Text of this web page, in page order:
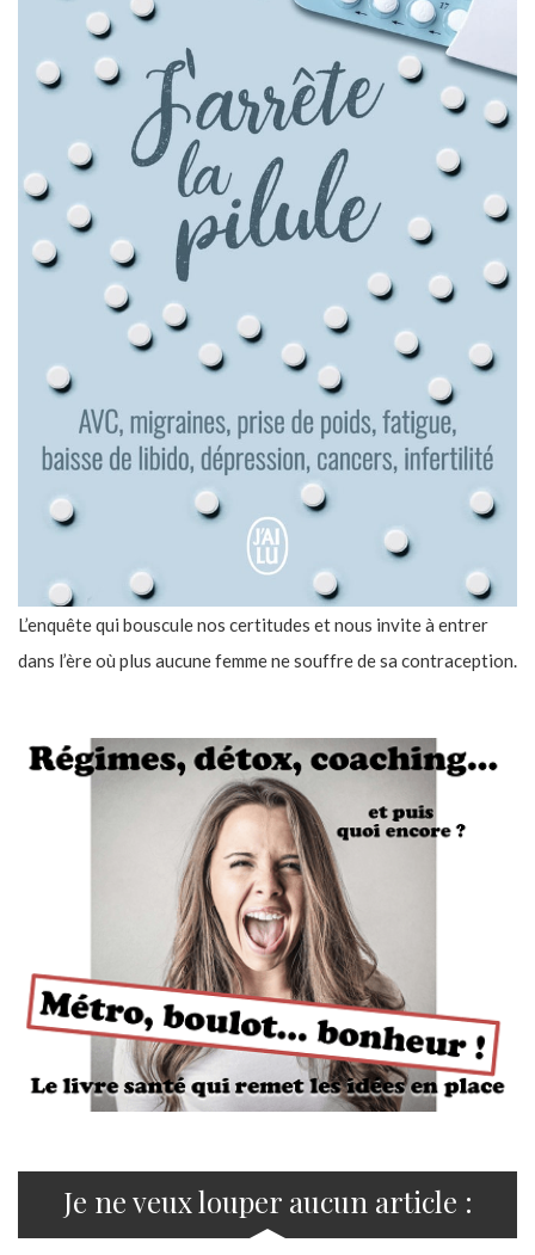
L’enquête qui bouscule nos certitudes et nous invite à entrer
dans l’ère où plus aucune femme ne souffre de sa contraception.
Je ne veux louper aucun article :